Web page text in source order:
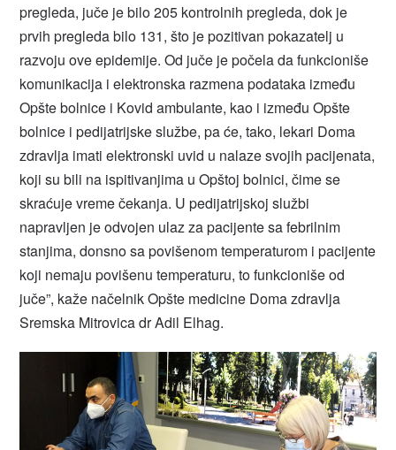
pregleda, juče je bilo 205 kontrolnih pregleda, dok je
prvih pregleda bilo 131, što je pozitivan pokazatelj u
razvoju ove epidemije. Od juče je počela da funkcioniše
komunikacija i elektronska razmena podataka između
Opšte bolnice i Kovid ambulante, kao i između Opšte
bolnice i pedijatrijske službe, pa će, tako, lekari Doma
zdravlja imati elektronski uvid u nalaze svojih pacijenata,
koji su bili na ispitivanjima u Opštoj bolnici, čime se
skraćuje vreme čekanja. U pedijatrijskoj službi
napravljen je odvojen ulaz za pacijente sa febrilnim
stanjima, donsno sa povišenom temperaturom i pacijente
koji nemaju povišenu temperaturu, to funkcioniše od
juče”, kaže načelnik Opšte medicine Doma zdravlja
Sremska Mitrovica dr Adil Elhag.